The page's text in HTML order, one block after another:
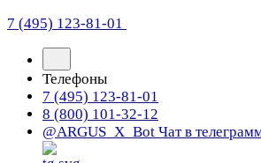
7 (495) 123-81-01
Телефоны
7 (495) 123-81-01
8 (800) 101-32-12
@ARGUS_X_Bot Чат в